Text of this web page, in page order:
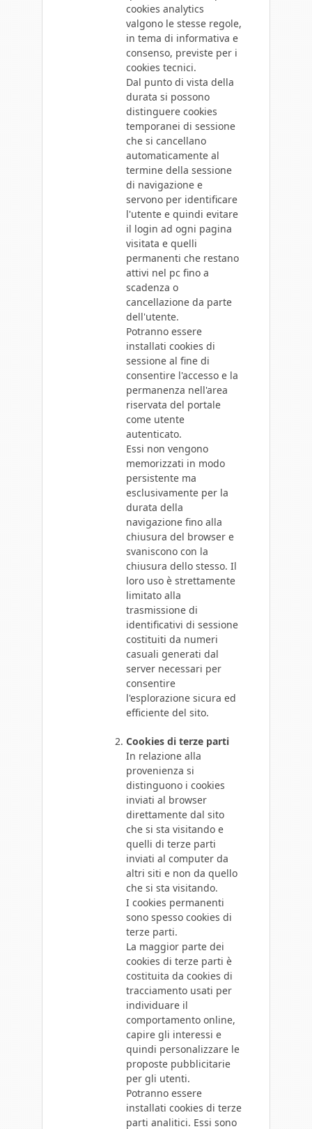
cookies analytics
valgono le stesse regole,
in tema di informativa e
consenso, previste per i
cookies tecnici.
Dal punto di vista della
durata si possono
distinguere cookies
temporanei di sessione
che si cancellano
automaticamente al
termine della sessione
di navigazione e
servono per identificare
l'utente e quindi evitare
il login ad ogni pagina
visitata e quelli
permanenti che restano
attivi nel pc fino a
scadenza o
cancellazione da parte
dell'utente.
Potranno essere
installati cookies di
sessione al fine di
consentire l'accesso e la
permanenza nell'area
riservata del portale
come utente
autenticato.
Essi non vengono
memorizzati in modo
persistente ma
esclusivamente per la
durata della
navigazione fino alla
chiusura del browser e
svaniscono con la
chiusura dello stesso. Il
loro uso è strettamente
limitato alla
trasmissione di
identificativi di sessione
costituiti da numeri
casuali generati dal
server necessari per
consentire
l'esplorazione sicura ed
efficiente del sito.
Cookies di terze parti
In relazione alla
provenienza si
distinguono i cookies
inviati al browser
direttamente dal sito
che si sta visitando e
quelli di terze parti
inviati al computer da
altri siti e non da quello
che si sta visitando.
I cookies permanenti
sono spesso cookies di
terze parti.
La maggior parte dei
cookies di terze parti è
costituita da cookies di
tracciamento usati per
individuare il
comportamento online,
capire gli interessi e
quindi personalizzare le
proposte pubblicitarie
per gli utenti.
Potranno essere
installati cookies di terze
parti analitici. Essi sono